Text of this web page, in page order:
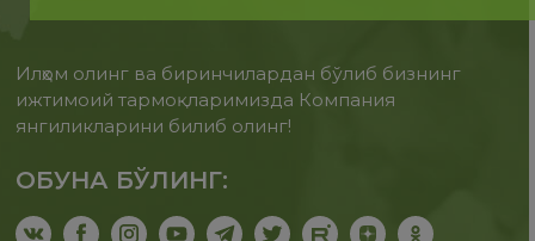
Илҳом олинг ва биринчилардан бўлиб бизнинг
ижтимоий тармоқларимизда Компания
янгиликларини билиб олинг!
ОБУНА БЎЛИНГ: